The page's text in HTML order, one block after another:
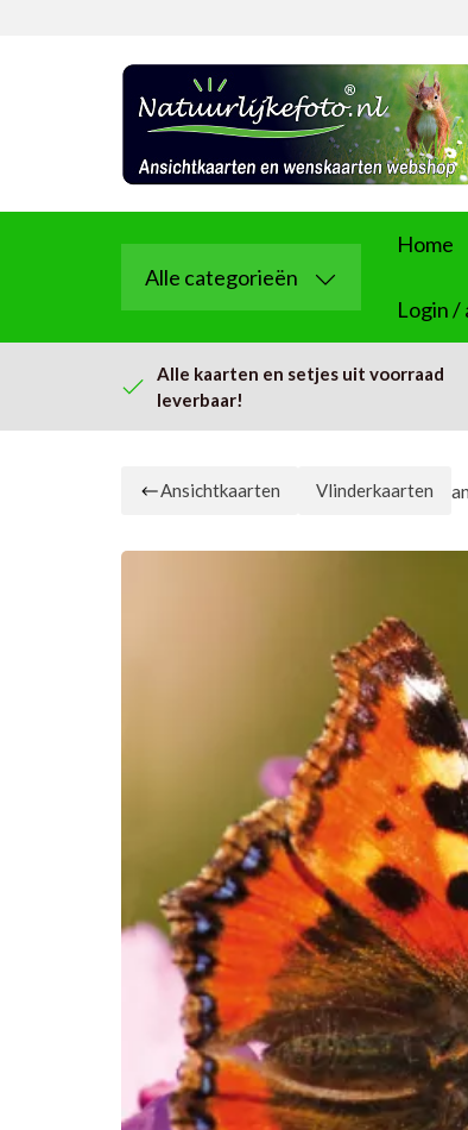
Alle categorieën
Home
Login /
Alle kaarten en setjes uit voorraad
leverbaar!
Ansichtkaarten Vlinderkaarten